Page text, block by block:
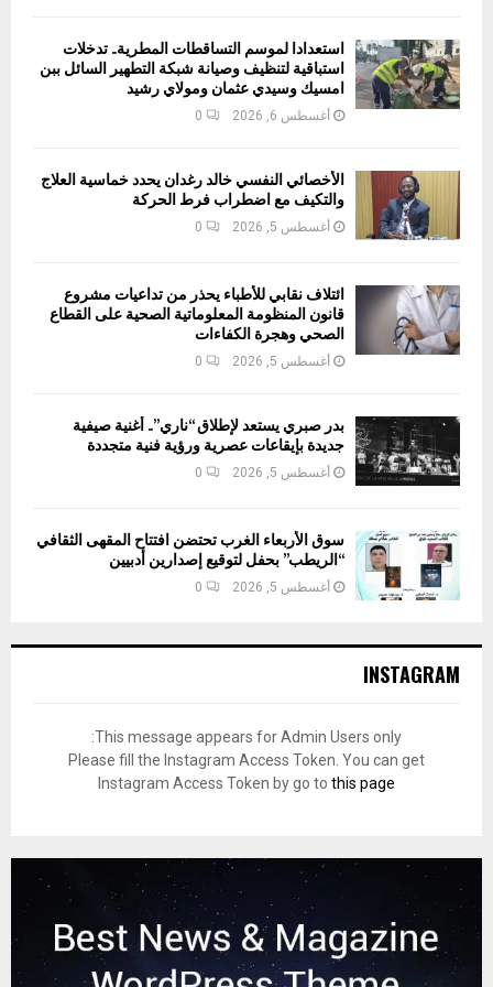
استعدادا لموسم التساقطات المطرية.. تدخلات
استباقية لتنظيف وصيانة شبكة التطهير السائل ببن
امسيك وسيدي عثمان ومولاي رشيد
أغسطس 6, 2026 0
الأخصائي النفسي خالد رغدان يحدد خماسية العلاج
والتكيف مع اضطراب فرط الحركة
أغسطس 5, 2026 0
ائتلاف نقابي للأطباء يحذر من تداعيات مشروع
قانون المنظومة المعلوماتية الصحية على القطاع
الصحي وهجرة الكفاءات
أغسطس 5, 2026 0
بدر صبري يستعد لإطلاق “ناري”.. أغنية صيفية
جديدة بإيقاعات عصرية ورؤية فنية متجددة
أغسطس 5, 2026 0
سوق الأربعاء الغرب تحتضن افتتاح المقهى الثقافي
“الريطب” بحفل لتوقيع إصدارين أدبيين
أغسطس 5, 2026 0
INSTAGRAM
This message appears for Admin Users only:
Please fill the Instagram Access Token. You can get
Instagram Access Token by go to this page